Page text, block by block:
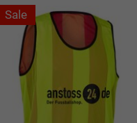
Sale